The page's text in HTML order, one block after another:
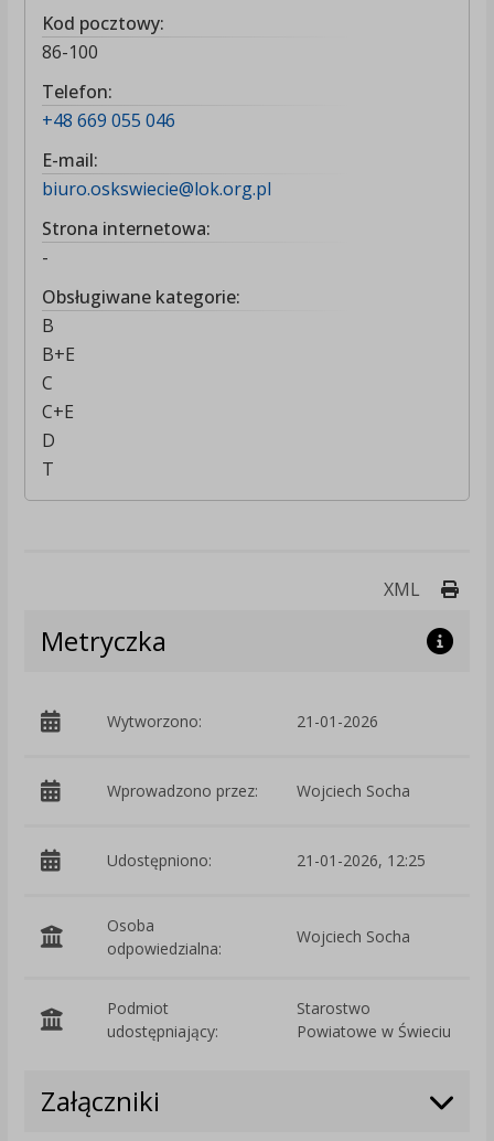
Kod pocztowy:
86-100
Telefon:
+48 669 055 046
E-mail:
biuro.oskswiecie@lok.org.pl
Strona internetowa:
-
Obsługiwane kategorie:
B
B+E
C
C+E
D
T
XML
Metryczka
Wytworzono: 21-01-2026
Wprowadzono przez: Wojciech Socha
Udostępniono: 21-01-2026, 12:25
Osoba
odpowiedzialna:
Wojciech Socha
Podmiot
udostępniający:
Starostwo
Powiatowe w Świeciu
Załączniki